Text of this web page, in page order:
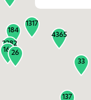
137
2282
4365
184
33
1317
26
161